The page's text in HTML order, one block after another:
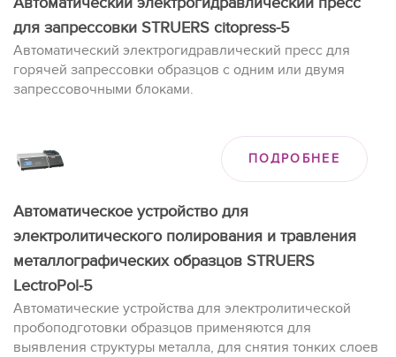
для запрессовки STRUERS citopress-5
Автоматический электрогидравлический пресс для
горячей запрессовки образцов с одним или двумя
запрессовочными блоками.
ПОДРОБНЕЕ
Автоматическое устройство для
электролитического полирования и травления
металлографических образцов STRUERS
LectroPol-5
Автоматические устройства для электролитической
пробоподготовки образцов применяются для
выявления структуры металла, для снятия тонких слоев